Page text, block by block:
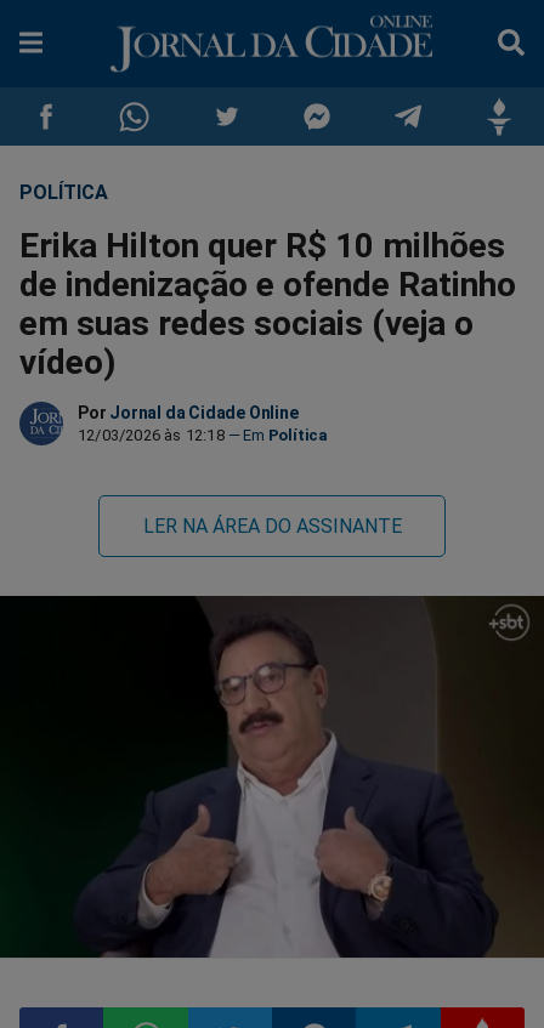
Compartilhar
no
Facebook
Compartilhar
no
Whatsapp
no
Twitter
no
Messenger
no
Telegram
no
Gettr
POLÍTICA
Erika Hilton quer R$ 10 milhões
de indenização e ofende Ratinho
em suas redes sociais (veja o
vídeo)
Por Jornal da Cidade Online
12/03/2026 às 12:18 Política
LER NA ÁREA DO ASSINANTE